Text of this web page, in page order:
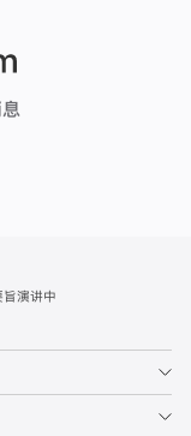
演讲中